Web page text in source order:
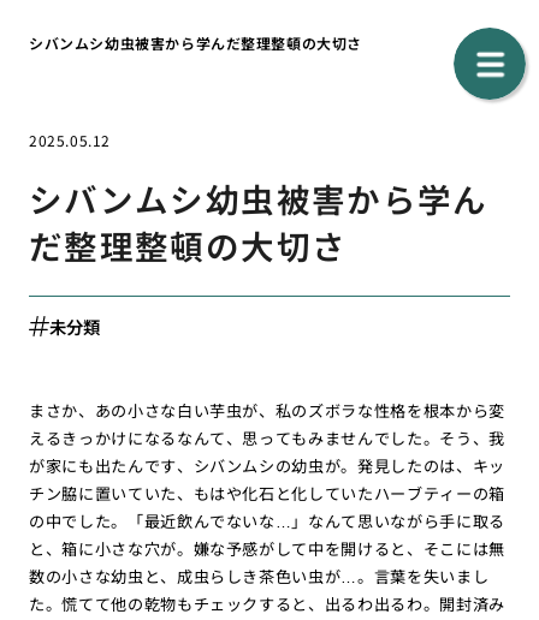
シバンムシ幼虫被害から学んだ整理整頓の大切さ
2025.05.12
シバンムシ幼虫被害から学ん
だ整理整頓の大切さ
未分類
まさか、あの小さな白い芋虫が、私のズボラな性格を根本から変
えるきっかけになるなんて、思ってもみませんでした。そう、我
が家にも出たんです、シバンムシの幼虫が。発見したのは、キッ
チン脇に置いていた、もはや化石と化していたハーブティーの箱
の中でした。「最近飲んでないな…」なんて思いながら手に取る
と、箱に小さな穴が。嫌な予感がして中を開けると、そこには無
数の小さな幼虫と、成虫らしき茶色い虫が…。言葉を失いまし
た。慌てて他の乾物もチェックすると、出るわ出るわ。開封済み